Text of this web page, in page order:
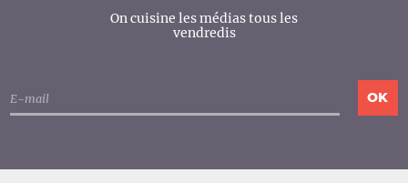
On cuisine les médias tous les
vendredis